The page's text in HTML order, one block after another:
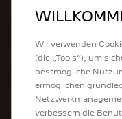
Elektroautos
Kombis
SUV
Limousinen
Kleinwagen
Peugeot Sport Engineered
Wir verwenden
(die „Tools“), um
bestmögliche
ermöglichen
verbessern die